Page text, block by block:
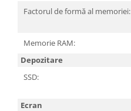
Factorul de formă al memoriei:
Memorie RAM:
Depozitare
SSD:
Ecran